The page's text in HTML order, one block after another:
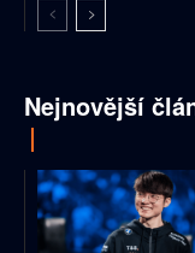
Nejnovější